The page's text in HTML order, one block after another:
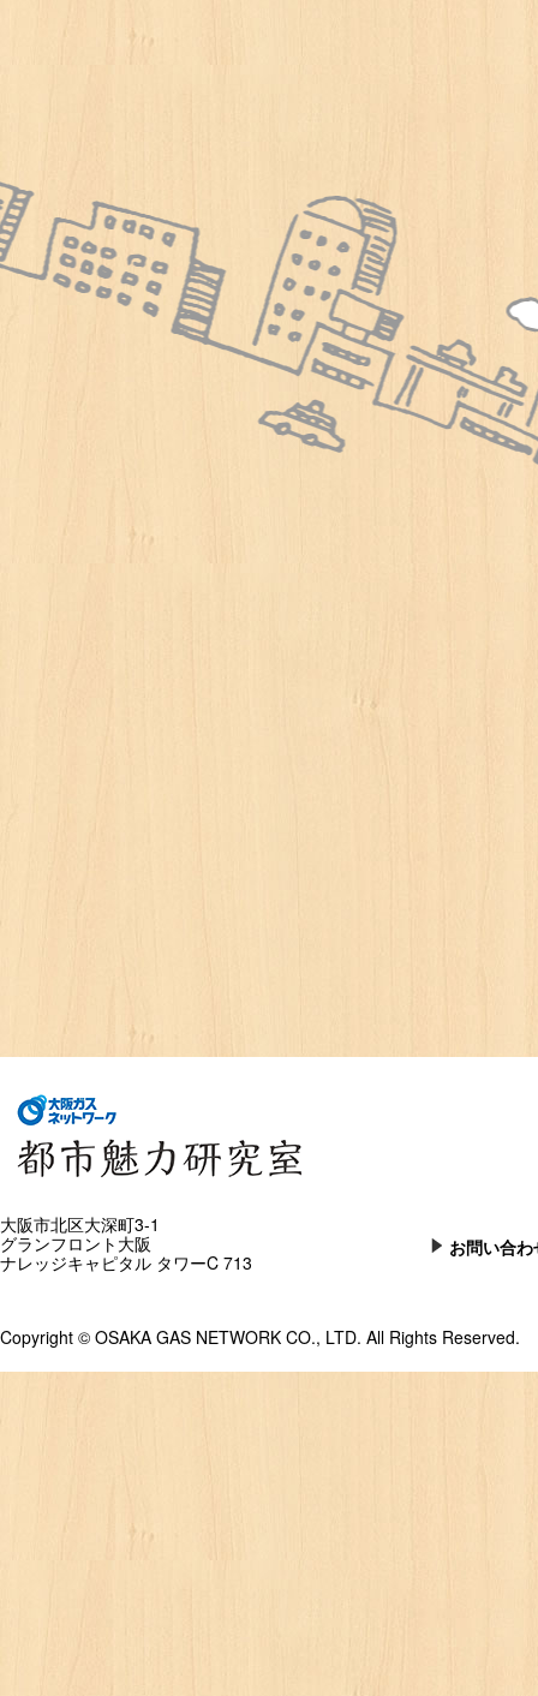
お問い合わ
大阪市北区大深町3-1
グランフロント大阪
ナレッジキャピタル タワーC 713
Copyright © OSAKA GAS NETWORK CO., LTD. All Rights Reserved.